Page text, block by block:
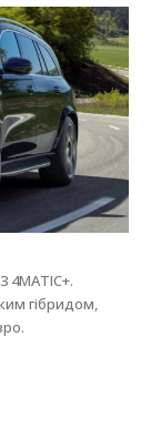
4MATIC+.
гібридом,